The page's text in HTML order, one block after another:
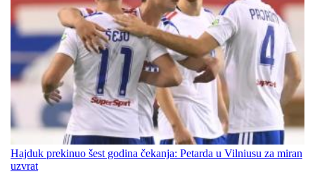
Hajduk prekinuo šest godina čekanja: Petarda u Vilniusu za miran
uzvrat